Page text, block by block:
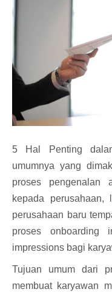
5 Hal Penting
umumnya yang
proses pengenalan
kepada perusahaan,
perusahaan baru
proses onboarding
impressions bagi
Tujuan umum dari
membuat karyawan